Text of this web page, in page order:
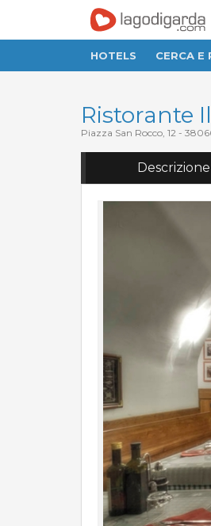
HOTELS CERCA E
Ristorante
Piazza San Rocco, 12 -
Descrizione
Descrizione